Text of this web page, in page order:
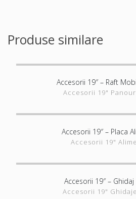
Produse similare
ARATĂ DETALII
Accesorii 19″ – Raft
Accesorii 19"
ARATĂ
Accesorii 19″ – Placa
Accesorii 19"
ARATĂ
Accesorii 19″ –
Accesorii 19"